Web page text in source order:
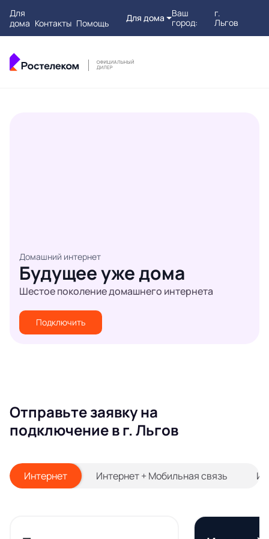
Для
дома Контакты Помощь Для дома
Ваш
город:
г.
Льгов
Домашний интернет
Будущее уже дома
Шестое поколение домашнего интернета
Подключить
Отправьте заявку на
подключение в г. Льгов
Интернет Интернет + Мобильная связь